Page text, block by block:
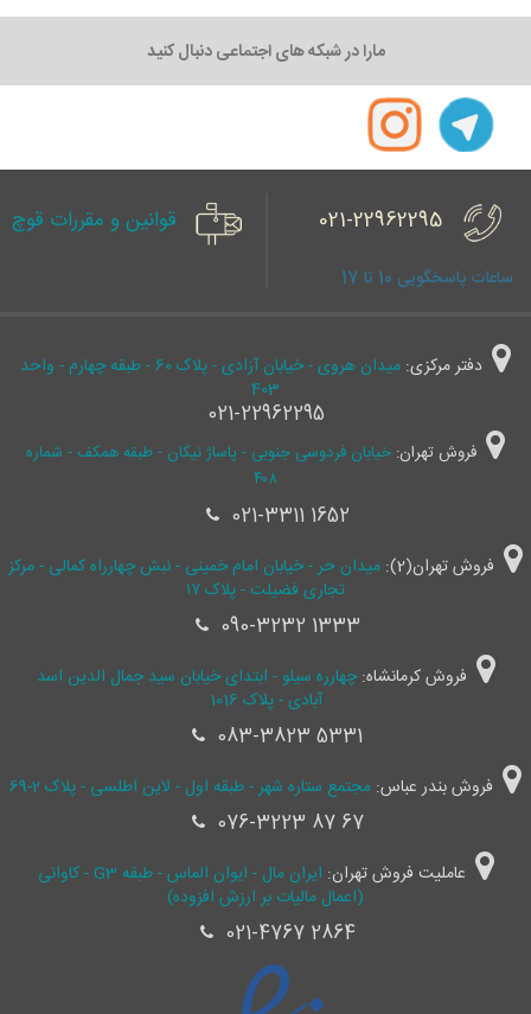
مارا در شبکه های اجتماعی دنبال کنید
021-22962295
ساعات پاسخگویی 10 تا 17
قوانین و مقررات قوچ
دفتر مرکزی:
میدان هروی - خیابان آزادی - پلاک 60 - طبقه چهارم - واحد
403
021-22962295
فروش تهران: خیابان فردوسی جنوبی - پاساژ نیکان - طبقه همکف - شماره
۴۰۸
021-3311 1652
فروش تهران(2):
میدان حر - خیابان امام خمینی - نبش چهارراه کمالی - مرکز
تجاری فضیلت - پلاک ۱۷
090-3232 1333
فروش کرمانشاه:چهارره سیلو - ابتدای خیابان سید جمال ‌الدین اسد
آبادی - پلاک 1016
083-3823 5331
فروش بندر عباس: مجتمع ستاره شهر - طبقه اول - لاین اطلسی - پلاک 2-69
076-3223 87 67
عاملیت فروش تهران:
ایران مال - ایوان الماس - طبقه G3 - کاوانی
(اعمال مالیات بر ارزش افزوده)
021-4767 2864